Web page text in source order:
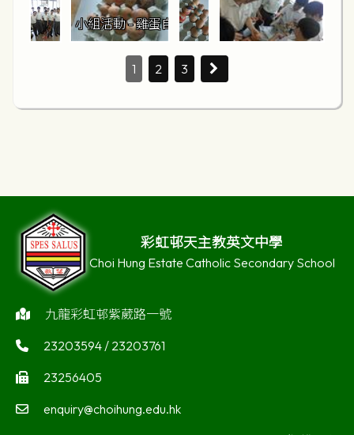
小組活動 - 雞蛋自畫像
1 2 3
彩虹邨天主教英文中學
Choi Hung Estate Catholic Secondary School
九龍彩虹邨紫葳路一號
23203594 / 23203761
23256405
enquiry@choihung.edu.hk